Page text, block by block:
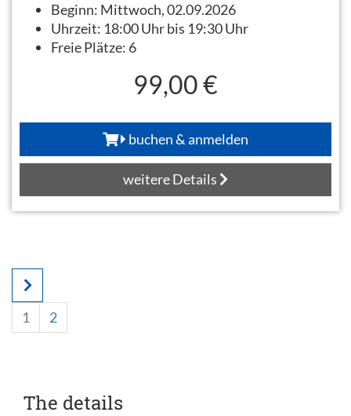
Beginn: Mittwoch, 02.09.2026
Uhrzeit: 18:00 Uhr bis 19:30 Uhr
Freie Plätze: 6
99,00 €
buchen & anmelden
weitere Details
1 2
The details